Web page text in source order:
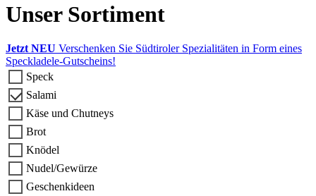
Unser Sortiment
Jetzt NEU Verschenken Sie Südtiroler Spezialitäten in Form eines
Speckladele-Gutscheins!
Speck
Salami
Käse und Chutneys
Brot
Knödel
Nudel/Gewürze
Geschenkideen